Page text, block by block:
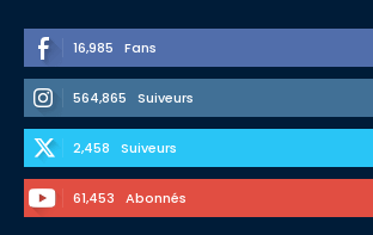
16,985 Fans
564,865 Suiveurs
2,458 Suiveurs
61,453 Abonnés